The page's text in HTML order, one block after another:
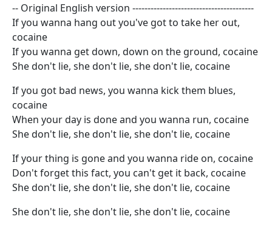
-- Original English version ----------------------------------------
If you wanna hang out you've got to take her out,
cocaine
If you wanna get down, down on the ground, cocaine
She don't lie, she don't lie, she don't lie, cocaine
If you got bad news, you wanna kick them blues,
cocaine
When your day is done and you wanna run, cocaine
She don't lie, she don't lie, she don't lie, cocaine
If your thing is gone and you wanna ride on, cocaine
Don't forget this fact, you can't get it back, cocaine
She don't lie, she don't lie, she don't lie, cocaine
She don't lie, she don't lie, she don't lie, cocaine